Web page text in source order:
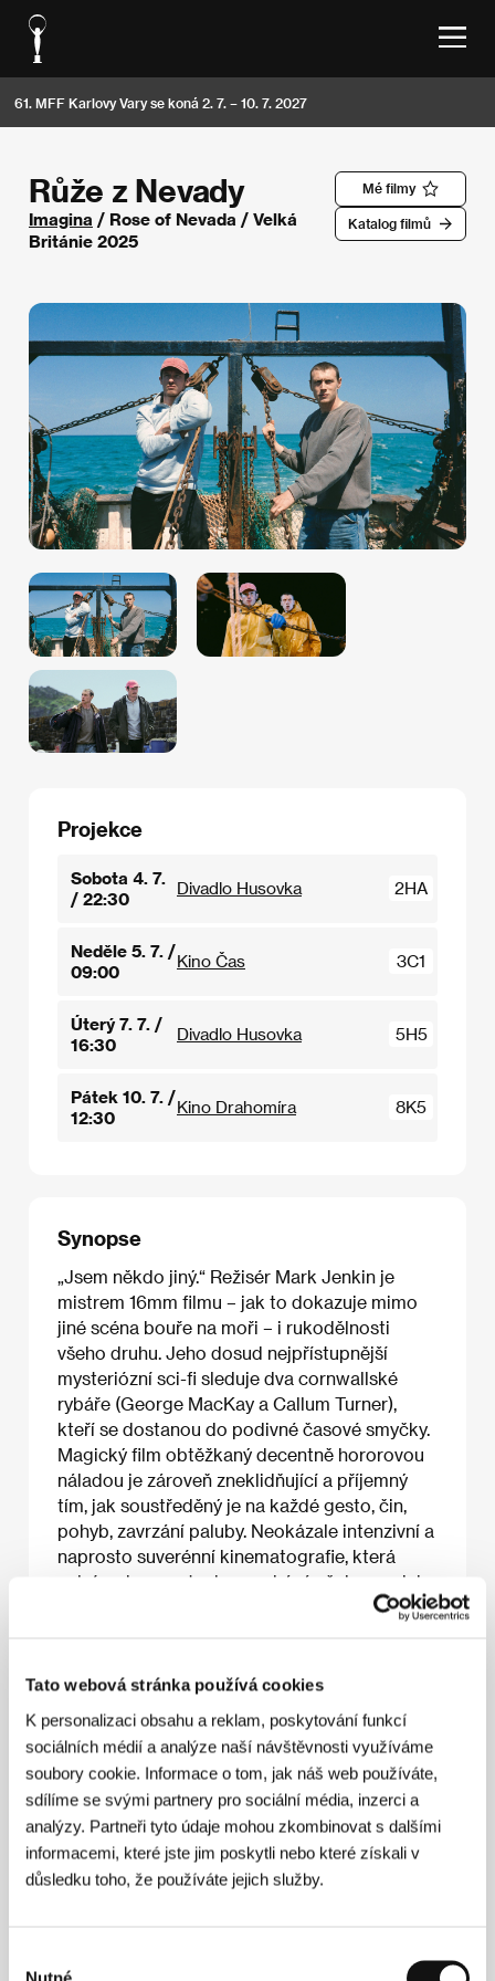
Tato webová stránka používá cookies
K personalizaci obsahu a reklam, poskytování funkcí
sociálních médií a analýze naší návštěvnosti využíváme
soubory cookie. Informace o tom, jak náš web používáte,
sdílíme se svými partnery pro sociální média, inzerci a
analýzy. Partneři tyto údaje mohou zkombinovat s dalšími
informacemi, které jste jim poskytli nebo které získali v
důsledku toho, že používáte jejich služby.
Nutné
61. MFF Karlovy Vary se koná 2. 7. – 10. 7. 2027
Mé filmy
Katalog filmů
Růže z Nevady
Imagina / Rose of Nevada / Velká
Británie 2025
Projekce
Sobota 4. 7.
/ 22:30
Divadlo Husovka 2HA
Neděle 5. 7. /
09:00
Kino Čas 3C1
Úterý 7. 7. /
16:30
Divadlo Husovka 5H5
Pátek 10. 7. /
12:30
Kino Drahomíra 8K5
Synopse
„Jsem někdo jiný.“ Režisér Mark Jenkin je
mistrem 16mm filmu – jak to dokazuje mimo
jiné scéna bouře na moři – i rukodělnosti
všeho druhu. Jeho dosud nejpřístupnější
mysteriózní sci-fi sleduje dva cornwallské
rybáře (George MacKay a Callum Turner),
kteří se dostanou do podivné časové smyčky.
Magický film obtěžkaný decentně hororovou
náladou je zároveň zneklidňující a příjemný
tím, jak soustředěný je na každé gesto, čin,
pohyb, zavrzání paluby. Neokázale intenzivní a
naprosto suverénní kinematografie, která
nelpí na konceptech a nechává věci organicky
O filmu
115 min / Barevný, DCP
Režie Mark Jenkin/ ScénářMark Jenkin/ Kamera
Mark Jenkin/ ZvukMark Jenkin/ StřihMark Jenkin
/ VýtvarníkFelicity Hickson/ Producent